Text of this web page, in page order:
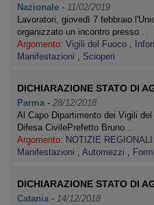
Nazionale - 11/02/2019
Lavoratori, giovedì 7 febbraio
organizzato un incontro presso…
Argomento: Vigili del Fuoco ,
Manifestazioni , Scioperi
DICHIARAZIONE STATO DI
Parma - 28/12/2018
Al Capo Dipartimento dei Vigili
Difesa CivilePrefetto Bruno…
Argomento: NOTIZIE
Manifestazioni , Automezzi ,
DICHIARAZIONE STATO DI
Catania - 14/12/2018